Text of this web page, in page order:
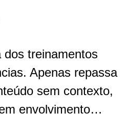
dos treinamentos
Apenas repassa
sem contexto,
envolvimento…